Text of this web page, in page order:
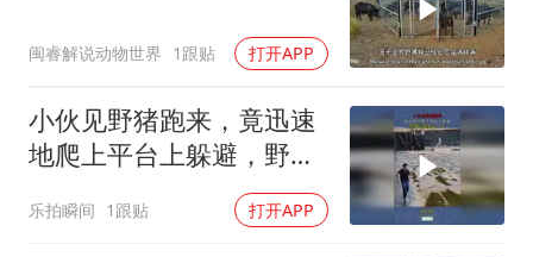
闽睿解说动物世界 1跟贴 打开APP
小伙见野猪跑来，竟迅速
地爬上平台上躲避，野猪
乐拍瞬间 1跟贴 打开APP